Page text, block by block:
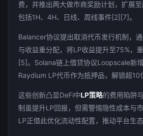
费，并推出两大做市商奖励计划，扩展
包括1H、4H、日线、周线事件[2][7]。
Balancer协议提出取消代币发行机制，
与收益重分配，将LP收益提升至75%，
[5]。Solana链上借贷协议Loopscale新
Raydium LP代币作为抵押品，解锁超10
这些创新凸显DeFi中LP策略的费用陷阱
制虽提升LP回报，但需警惕隐性成本与
LP正借此优化流动性配置，推动平台生